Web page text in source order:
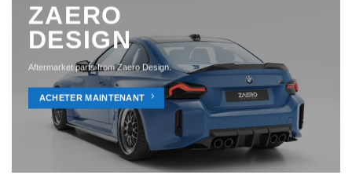
ZAERO
DESIGN
Aftermarket parts from Zaero Design.
ACHETER MAINTENANT